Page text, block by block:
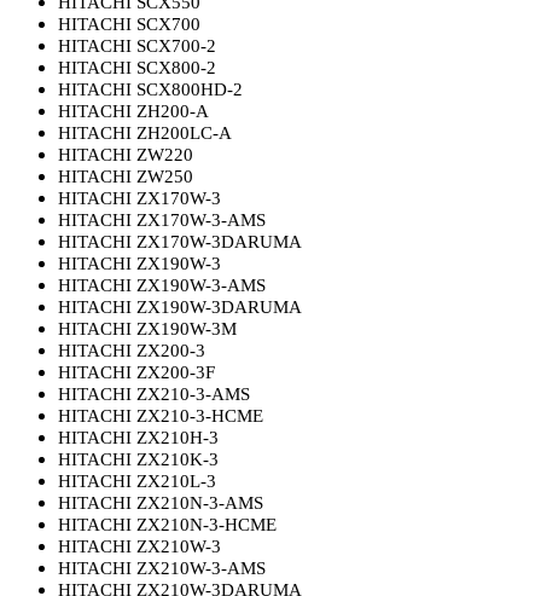
HITACHI SCX700
HITACHI SCX700-2
HITACHI SCX800-2
HITACHI SCX800HD-2
HITACHI ZH200-A
HITACHI ZH200LC-A
HITACHI ZW220
HITACHI ZW250
HITACHI ZX170W-3
HITACHI ZX170W-3-AMS
HITACHI ZX170W-3DARUMA
HITACHI ZX190W-3
HITACHI ZX190W-3-AMS
HITACHI ZX190W-3DARUMA
HITACHI ZX190W-3M
HITACHI ZX200-3
HITACHI ZX200-3F
HITACHI ZX210-3-AMS
HITACHI ZX210-3-HCME
HITACHI ZX210H-3
HITACHI ZX210K-3
HITACHI ZX210L-3
HITACHI ZX210N-3-AMS
HITACHI ZX210N-3-HCME
HITACHI ZX210W-3
HITACHI ZX210W-3-AMS
HITACHI ZX210W-3DARUMA